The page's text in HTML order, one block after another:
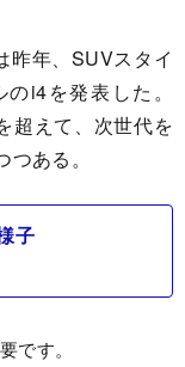
年、SUVスタイ
i4を発表した。
超えて、次世代を
ある。
子
です。